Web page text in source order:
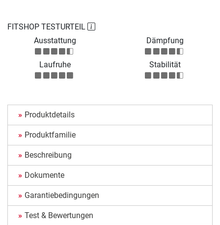
FITSHOP TESTURTEIL
Ausstattung
Dämpfung
Laufruhe Stabilität
Produktdetails
Produktfamilie
Beschreibung
Dokumente
Garantiebedingungen
Test & Bewertungen